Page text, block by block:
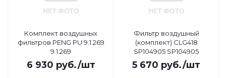
Комплект воздушных
фильтров PENG PU 9.1.269
9.1.269
6 930 руб./шт
Фильтр воздушный
(комплект) CLG418
SP104905 SP104905
5 670 руб./шт